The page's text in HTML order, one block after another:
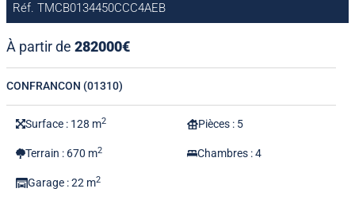
Réf. TMCB0134450CCC4AEB
À partir de 282000€
CONFRANCON (01310)
Surface : 128 m2
Terrain : 670 m2
Garage : 22 m2
Pièces : 5
Chambres : 4